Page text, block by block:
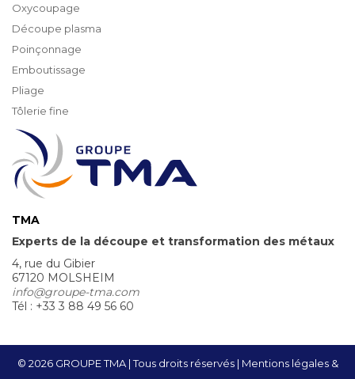
Oxycoupage
Découpe plasma
Poinçonnage
Emboutissage
Pliage
Tôlerie fine
TMA
Experts de la découpe et transformation des métaux
4, rue du Gibier
67120 MOLSHEIM
info@groupe-tma.com
Tél : +33 3 88 49 56 60
© 2026 GROUPE TMA | Tous droits réservés
Mentions légales &